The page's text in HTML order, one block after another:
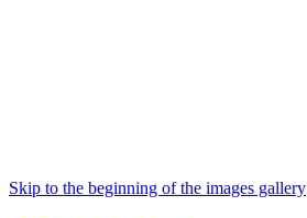
Skip to the beginning of the images gallery